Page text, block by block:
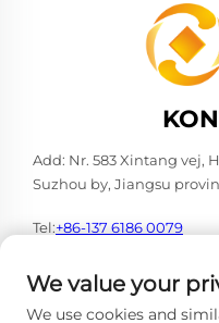
Add: Nr. 583 Xintang vej,
Suzhou by, Jiangsu
Tel:+86-137 6186 0079
[email protected]
We value your
We use cookies and